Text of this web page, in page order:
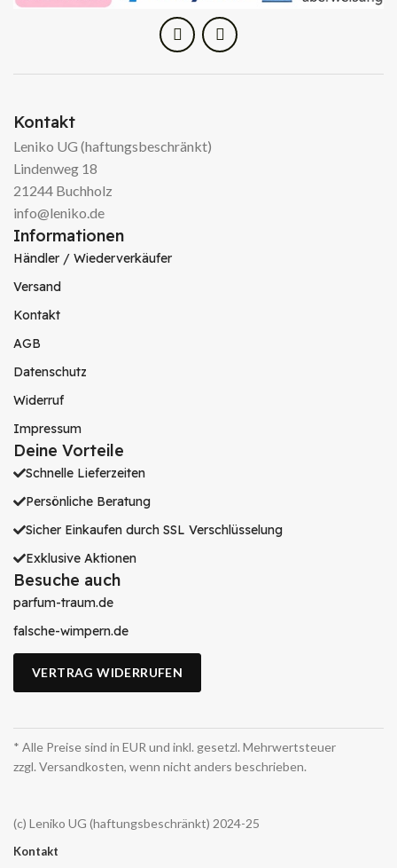
Kontakt
Leniko UG (haftungsbeschränkt)
Lindenweg 18
21244 Buchholz
info@leniko.de
Informationen
Händler / Wiederverkäufer
Versand
Kontakt
AGB
Datenschutz
Widerruf
Impressum
Deine Vorteile
Schnelle Lieferzeiten
Persönliche Beratung
Sicher Einkaufen durch SSL Verschlüsselung
Exklusive Aktionen
Besuche auch
parfum-traum.de
falsche-wimpern.de
VERTRAG WIDERRUFEN
* Alle Preise sind in EUR und inkl. gesetzl. Mehrwertsteuer
zzgl. Versandkosten, wenn nicht anders beschrieben.
(c) Leniko UG (haftungsbeschränkt) 2024-25
Kontakt